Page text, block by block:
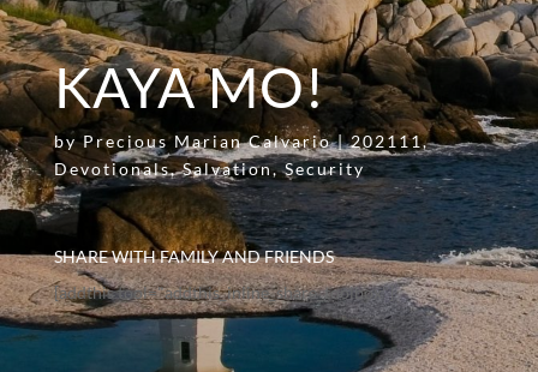
KAYA MO!
byPrecious Marian Calvario|202111,
Devotionals,Salvation,Security
SHARE WITH FAMILY AND FRIENDS
[addthis tool="addthis_inline_share_toolbox"]